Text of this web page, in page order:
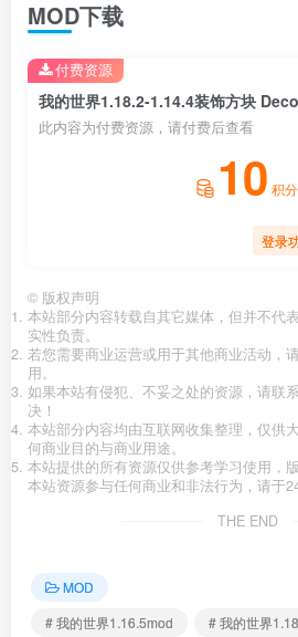
MOD下载
此内容为付费资源，请付费后查看
10 积分
登录
付费资源
© 版权声明
本站部分内容转载自其它媒体，但并不代
实性负责。
若您需要商业运营或用于其他商业活动，
用。
如果本站有侵犯、不妥之处的资源，请联
决！
本站部分内容均由互联网收集整理，仅供
何商业目的与商业用途。
本站提供的所有资源仅供参考学习使用，
本站资源参与任何商业和非法行为，请于
THE END
MOD
# 我的世界1.16.5mod
# 我的世界